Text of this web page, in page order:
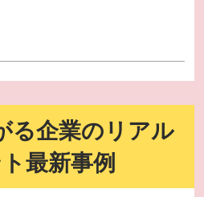
る企業のリアル
最新事例